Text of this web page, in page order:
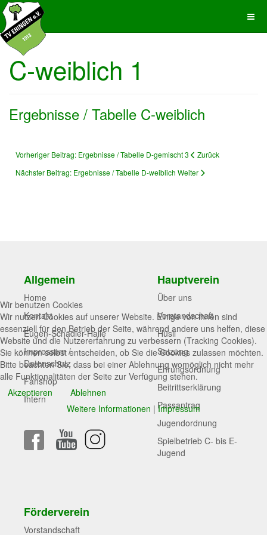
C-weiblich 1
Ergebnisse / Tabelle C-weiblich
Vorheriger Beitrag: Ergebnisse / Tabelle D-gemischt 3
Zurück
Nächster Beitrag: Ergebnisse / Tabelle D-weiblich Weiter
Allgemein
Home
Kontakt
Eugen-Schädler-Halle
Impressum /
Datenschutz
Fanshop
Intern
Hauptverein
Über uns
Vorstandschaft
Hüsli
Satzung
Ehrungsordnung
Beitrittserklärung
Passantrag
Jugendordnung
Spielbetrieb C- bis E-
Jugend
Förderverein
Vorstandschaft
Wir benutzen Cookies
Wir nutzen Cookies auf unserer Website. Einige von ihnen sind
essenziell für den Betrieb der Seite, während andere uns helfen, diese
Website und die Nutzererfahrung zu verbessern (Tracking Cookies).
Sie können selbst entscheiden, ob Sie die Cookies zulassen möchten.
Bitte beachten Sie, dass bei einer Ablehnung womöglich nicht mehr
alle Funktionalitäten der Seite zur Verfügung stehen.
Akzeptieren
Ablehnen
Weitere Informationen | Impressum